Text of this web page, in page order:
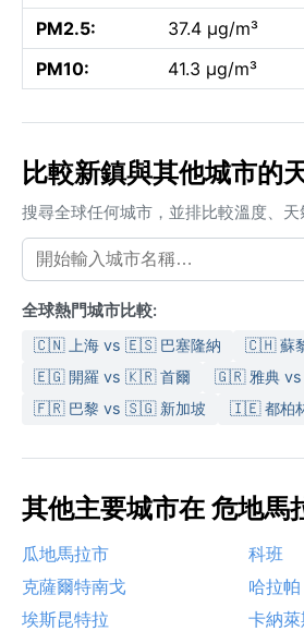
PM2.5:
37.4 µg/m³
PM10:
41.3 µg/m³
比較新鎮與其他城市的
搜尋全球任何城市，並排比較溫度、天
全球熱門城市比較:
🇨🇳 上海 vs 🇪🇸 巴塞隆納
🇨🇭 蘇
🇪🇬 開羅 vs 🇰🇷 首爾
🇬🇷 雅典
🇫🇷 巴黎 vs 🇸🇬 新加坡
🇮🇪 都柏
其他主要城市在 危地
瓜地馬拉市
科班
克薩爾特南戈
哈拉帕
埃斯昆特拉
卡納